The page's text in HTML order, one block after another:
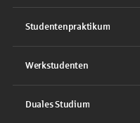
Studentenpraktikum
Werkstudenten
Duales Studium